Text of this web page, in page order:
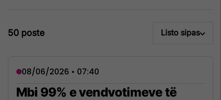
50 poste Listo sipas
08/06/2026 • 07:40
Mbi 99% e vendvotimeve të